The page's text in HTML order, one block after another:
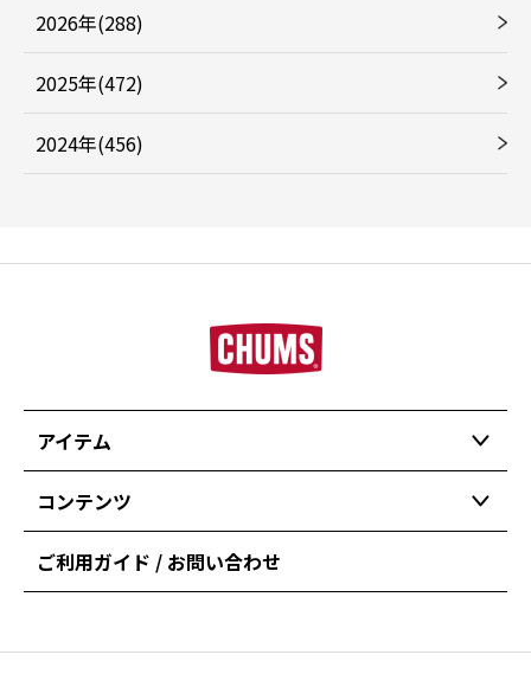
2026年(288)
2025年(472)
2024年(456)
アイテム
コンテンツ
ご利用ガイド / お問い合わせ